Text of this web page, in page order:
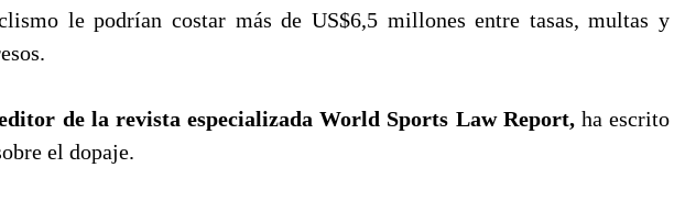
le podrían costar más de US$6,5 millones entre tasas, multas y
de la revista especializada World Sports Law Report,ha escrito
el dopaje.